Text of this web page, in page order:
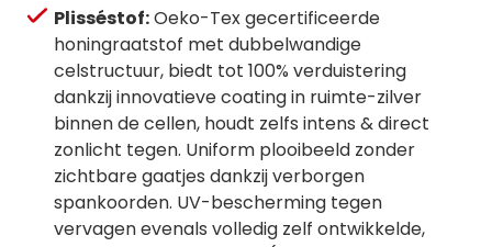
Plisséstof:Oeko-Tex gecertificeerde
honingraatstof met dubbelwandige
celstructuur, biedt tot 100% verduistering
dankzij innovatieve coating in ruimte-zilver
binnen de cellen, houdt zelfs intens & direct
zonlicht tegen. Uniform plooibeeld zonder
zichtbare gaatjes dankzij verborgen
spankoorden. UV-bescherming tegen
vervagen evenals volledig zelf ontwikkelde,